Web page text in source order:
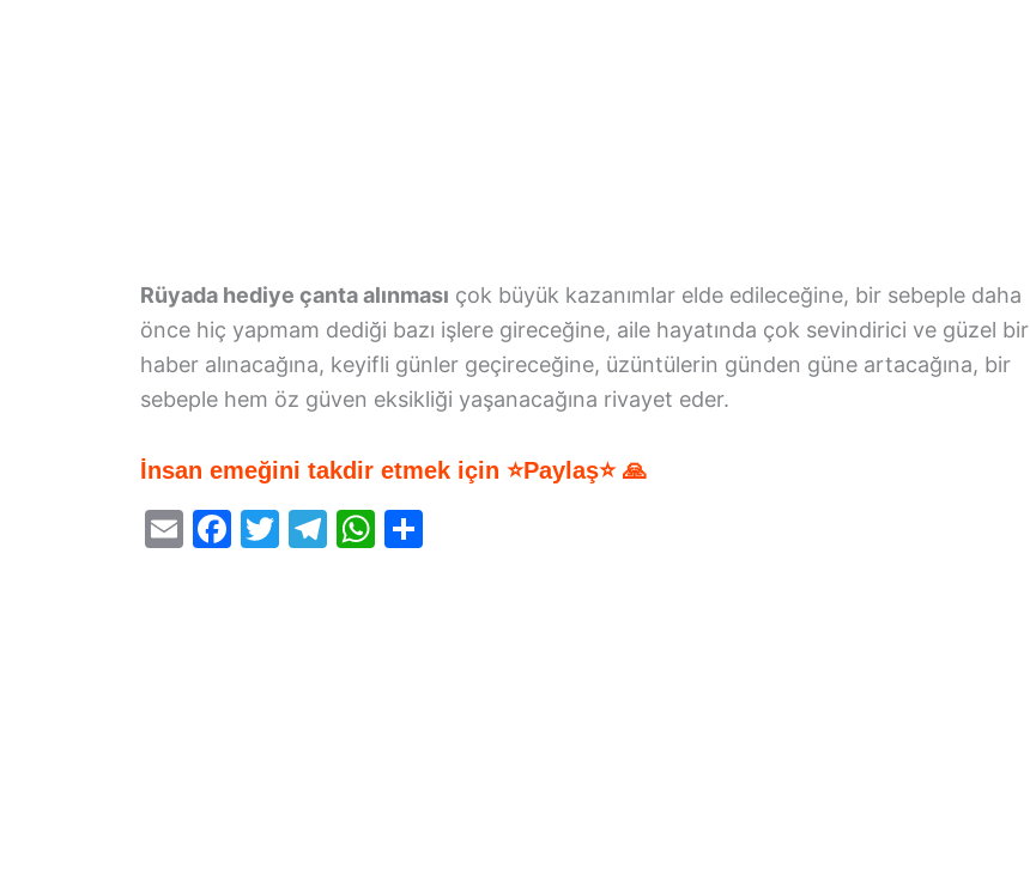
Rüyada hediye çanta alınması çok büyük kazanımlar elde edileceğine, bir sebeple daha
önce hiç yapmam dediği bazı işlere gireceğine, aile hayatında çok sevindirici ve güzel bir
haber alınacağına, keyifli günler geçireceğine, üzüntülerin günden güne artacağına, bir
sebeple hem öz güven eksikliği yaşanacağına rivayet eder.
İnsan emeğini takdir etmek için ⭐Paylaş⭐ 🙏
E
F
T
T
W